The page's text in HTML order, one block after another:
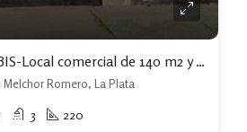
Av. 520 E/152 y 152 BIS-Local comercial de 140 m2 y casa de 3 dormitorios
Melchor Romero, La Plata
3 220